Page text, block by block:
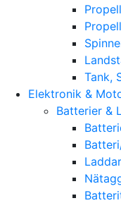
Tank,
Elektronik &
Batterier &